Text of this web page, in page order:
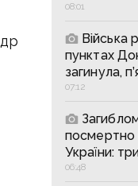
08:01
Війська
пунктах
загинула,
07:12
посмертно
України:
06:48